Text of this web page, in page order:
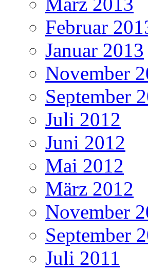
Februar
Januar 2013
November
September
Juli 2012
Juni 2012
Mai 2012
März 2012
November
September
Juli 2011